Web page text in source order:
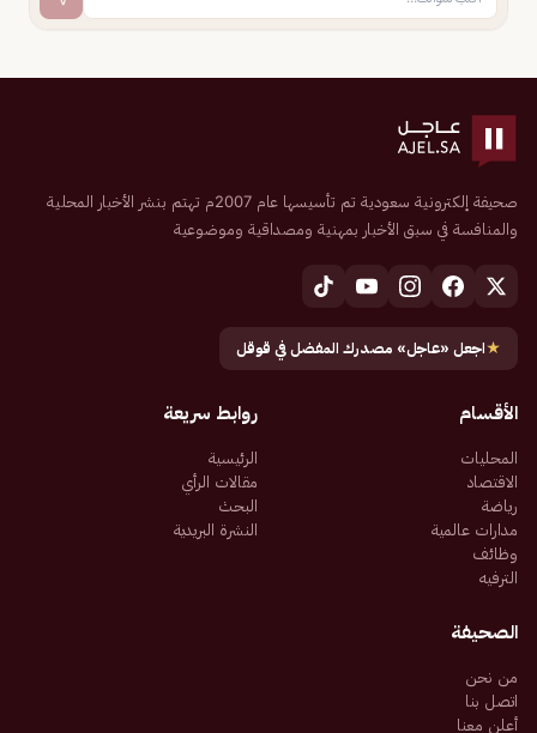
صحيفة إلكترونية سعودية تم تأسيسها عام 2007م تهتم بنشر الأخبار المحلية
والمنافسة في سبق الأخبار بمهنية ومصداقية وموضوعية
★اجعل «عاجل» مصدرك المفضل في قوقل
الأقسام
المحليات
الاقتصاد
رياضة
مدارات عالمية
وظائف
الترفيه
روابط سريعة
الرئيسية
مقالات الرأي
البحث
النشرة البريدية
الصحيفة
من نحن
اتصل بنا
أعلن معنا